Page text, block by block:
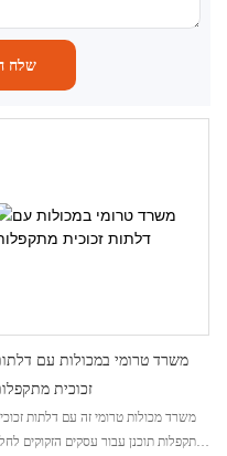
שלח
משרד טרומי במכולות עם
זכוכית
משרד מכולות טרומי זה עם דלתות
מתקפלות תוכנן עבור עסקים הזקוקים